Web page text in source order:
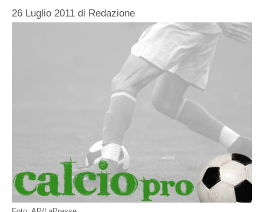
26 Luglio 2011 di Redazione